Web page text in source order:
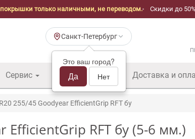
только наличными, не переводом. Скидки до
Санкт-Петербург
Это ваш город?
Да Нет
Сервис Шины б/у оптом Доставка и
R20 255/45 Goodyear EfficientGrip RFT бу
RFT бу (5-6 мм.)